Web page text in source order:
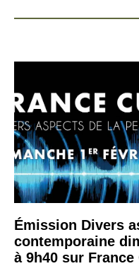
Émission Divers
contemporaine
à 9h40 sur